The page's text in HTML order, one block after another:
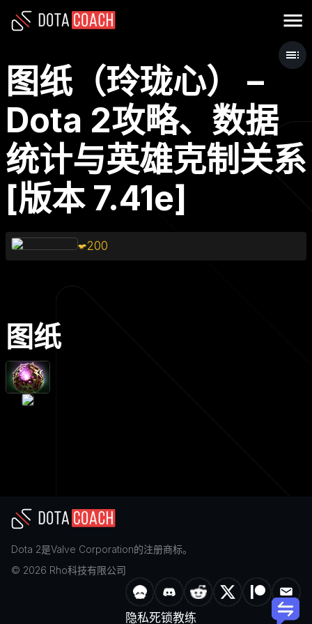
图纸（玲珑心） –
Dota 2攻略、数据
统计与英雄克制关系
[版本 7.41e]
200
图纸
Dota 2是Valve Corporation的注册商标。
© 2026 Rho科技有限公司
隐私死锁教练